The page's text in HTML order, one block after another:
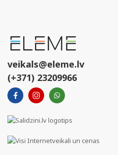
veikals@eleme.lv
(+371) 23209966